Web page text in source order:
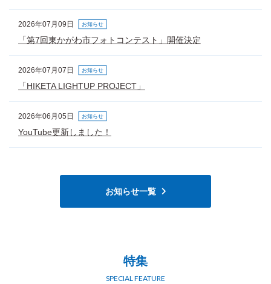
2026年07月09日 お知らせ
「第7回東かがわ市フォトコンテスト」開催決定
2026年07月07日 お知らせ
「HIKETA LIGHTUP PROJECT」
2026年06月05日 お知らせ
YouTube更新しました！
お知らせ一覧
特集
SPECIAL FEATURE